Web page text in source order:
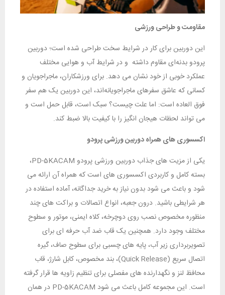
مقاومت و طراحی ورزشی
این دوربین برای کار در شرایط سخت طراحی شده است؛ دوربین
پرودو بدنه‌ای مقاوم داشته و در شرایط آب‌ و‌ هوایی مختلف
عملکرد خوبی از خود نشان می ‌دهد. برای ورزشکاران، ماجراجویان و
کسانی که عاشق سفرهای ماجراجویانه‌اند، این دوربین یک هم‌ سفر
فوق ‌العاده است: اما علت چیست؟ سبک است، قابل حمل است و
می ‌تواند لحظات هیجان‌ انگیز را با کیفیت بالا ضبط کند.
اکسسوری‌ های همراه دوربین ورزشی پرودو
یکی از مزیت‌ های جذاب دوربین ورزشی پرودو PD-5KACAM،
بسته کامل و کاربردی اکسسوری‌ های است که همراه آن ارائه می‌
شود و باعث می‌ شود بدون نیاز به خرید جداگانه، آماده استفاده در
هر شرایطی باشید. درون جعبه، انواع اتصالات و براکت‌ های چند
منظوره مخصوص نصب روی دوچرخه، کلاه ایمنی، موتور و سطوح
مختلف وجود دارد. همچنین یک قاب ضد آب حرفه‌ ای برای
تصویربرداری زیر آب، پایه‌ های چسبی برای سطوح صاف، گیره
اتصال سریع (Quick Release)، بند مخصوص، کابل شارژ، قاب
محافظ لنز و نگهدارنده‌ های مفصلی برای تنظیم زاویه‌ ها قرار گرفته
است. این مجموعه کامل باعث می‌ شود PD-5KACAM در همان